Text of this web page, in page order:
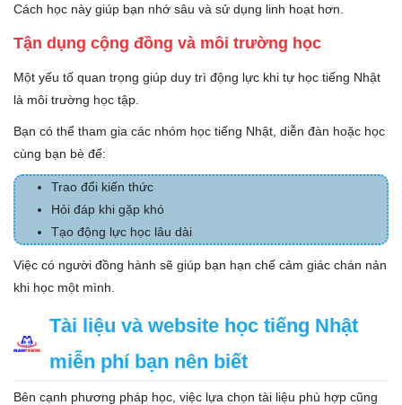
Cách học này giúp bạn nhớ sâu và sử dụng linh hoạt hơn.
Tận dụng cộng đồng và môi trường học
Một yếu tố quan trọng giúp duy trì động lực khi tự học tiếng Nhật
là môi trường học tập.
Bạn có thể tham gia các nhóm học tiếng Nhật, diễn đàn hoặc học
cùng bạn bè để:
Trao đổi kiến thức
Hỏi đáp khi gặp khó
Tạo động lực học lâu dài
Việc có người đồng hành sẽ giúp bạn hạn chế cảm giác chán nản
khi học một mình.
Tài liệu và website học tiếng Nhật
miễn phí bạn nên biết
Bên cạnh phương pháp học, việc lựa chọn tài liệu phù hợp cũng